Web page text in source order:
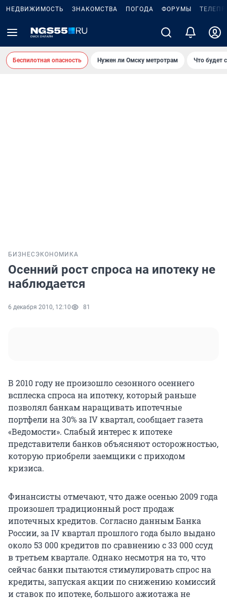
НЕДВИЖИМОСТЬ ЗНАКОМСТВА ПОГОДА ФОРУМЫ
Беспилотная опасность Нужен ли Омску метротрам Что будет
БИЗНЕС ЭКОНОМИКА
Осенний рост спроса на ипотеку не
наблюдается
6 декабря 2010, 12:10 81
В 2010 году не произошло сезонного осеннего
всплеска спроса на ипотеку, который раньше
позволял банкам наращивать ипотечные
портфели на 30% за IV квартал, сообщает газета
«Ведомости». Слабый интерес к ипотеке
представители банков объясняют осторожностью,
которую приобрели заемщики с приходом
кризиса.
Финансисты отмечают, что даже осенью 2009 года
произошел традиционный рост продаж
ипотечных кредитов. Согласно данным Банка
России, за IV квартал прошлого года было выдано
около 53 000 кредитов по сравнению с 33 000 ссуд
в третьем квартале. Однако несмотря на то, что
сейчас банки пытаются стимулировать спрос на
кредиты, запуская акции по снижению комиссий
и ставок по ипотеке, большого ажиотажа не